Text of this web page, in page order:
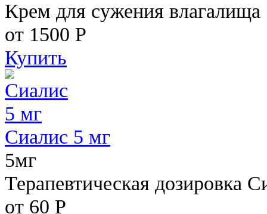
Крем для сужения влагалища
от 1500 Р
Купить
Сиалис 5 мг
5мг
Терапевтическая дозировка
от 60 Р